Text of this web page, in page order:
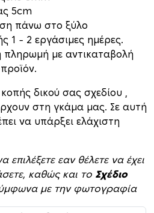
5cm
πάνω στο ξύλο
1 – 2 εργάσιμες ημέρες.
πληρωμή με αντικαταβολή
δικού σας σχεδίου ,
στη γκάμα μας. Σε αυτή
να υπάρξει ελάχιστη
εαν θέλετε να έχει
καθώς και το Σχέδιο
με την φωτογραφία